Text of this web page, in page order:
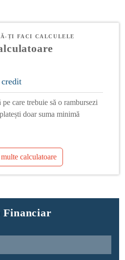
ȚI FACI CALCULELE
credit
care trebuie să o rambursezi
doar suma minimă
calculatoare
Financiar